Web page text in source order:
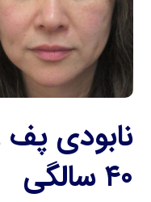
نابودی
۴۰ سالگی